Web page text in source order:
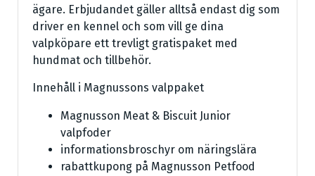
ägare. Erbjudandet gäller alltså endast dig som
driver en kennel och som vill ge dina
valpköpare ett trevligt gratispaket med
hundmat och tillbehör.
Innehåll i Magnussons valppaket
Magnusson Meat & Biscuit Junior
valpfoder
informationsbroschyr om näringslära
rabattkupong på Magnusson Petfood